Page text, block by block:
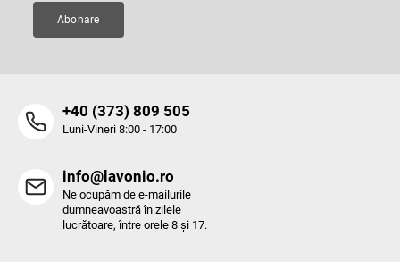
Abonare
‭+40 (373) 809 505‬
Luni-Vineri 8:00 - 17:00
info@lavonio.ro
Ne ocupăm de e-mailurile
dumneavoastră în zilele
lucrătoare, între orele 8 și 17.